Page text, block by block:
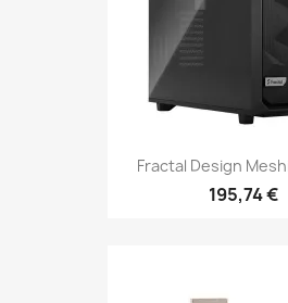
Fractal Design
195,74 €